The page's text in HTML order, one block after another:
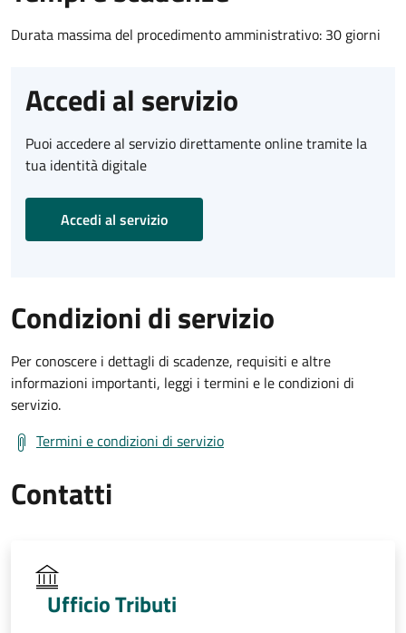
Durata massima del procedimento amministrativo: 30 giorni
Accedi al servizio
Puoi accedere al servizio direttamente online tramite la
tua identità digitale
Accedi al servizio
Condizioni di servizio
Per conoscere i dettagli di scadenze, requisiti e altre
informazioni importanti, leggi i termini e le condizioni di
servizio.
Termini e condizioni di servizio
Contatti
Ufficio Tributi